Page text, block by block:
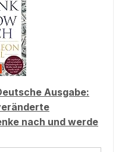
Ausgabe:
nach und werde